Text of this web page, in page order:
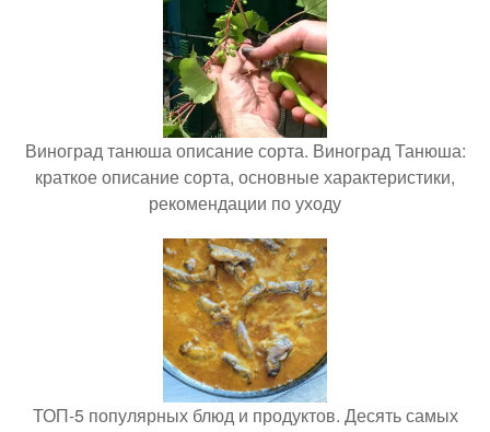
Виноград танюша описание сорта. Виноград Танюша:
краткое описание сорта, основные характеристики,
рекомендации по уходу
ТОП-5 популярных блюд и продуктов. Десять самых